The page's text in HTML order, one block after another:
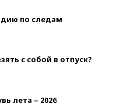
по следам
с собой в отпуск?
лета – 2026